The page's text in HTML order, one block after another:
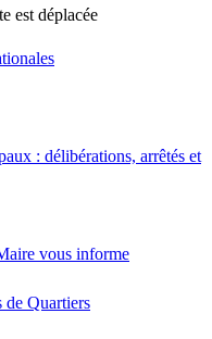
: délibérations, arrêtés et
vous informe
de Quartiers
est déplacée